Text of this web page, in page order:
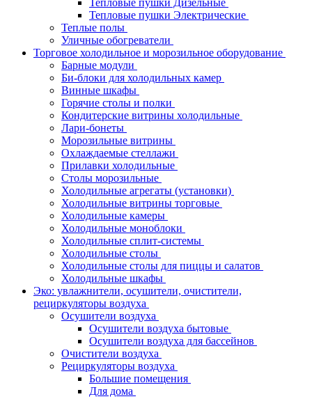
Тепловые пушки Дизельные
Тепловые пушки Электрические
Теплые полы
Уличные обогреватели
Торговое холодильное и морозильное оборудование
Барные модули
Би-блоки для холодильных камер
Винные шкафы
Горячие столы и полки
Кондитерские витрины холодильные
Лари-бонеты
Морозильные витрины
Охлаждаемые стеллажи
Прилавки холодильные
Столы морозильные
Холодильные агрегаты (установки)
Холодильные витрины торговые
Холодильные камеры
Холодильные моноблоки
Холодильные сплит-системы
Холодильные столы
Холодильные столы для пиццы и салатов
Холодильные шкафы
Эко: увлажнители, осушители, очистители,
рециркуляторы воздуха
Осушители воздуха
Осушители воздуха бытовые
Осушители воздуха для бассейнов
Очистители воздуха
Рециркуляторы воздуха
Большие помещения
Для дома